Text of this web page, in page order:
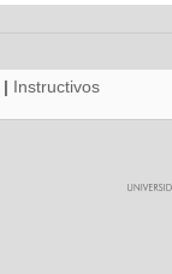
| Instructivos